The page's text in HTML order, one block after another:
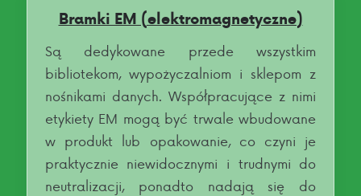
Bramki EM (elektromagnetyczne)
Są dedykowane przede wszystkim
bibliotekom, wypożyczalniom i sklepom z
nośnikami danych. Współpracujące z nimi
etykiety EM mogą być trwale wbudowane
w produkt lub opakowanie, co czyni je
praktycznie niewidocznymi i trudnymi do
neutralizacji, ponadto nadają się do